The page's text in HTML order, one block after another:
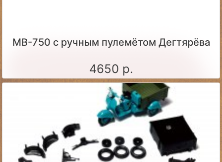
МВ-750 с ручным пулемётом Дегтярёва
4650 р.